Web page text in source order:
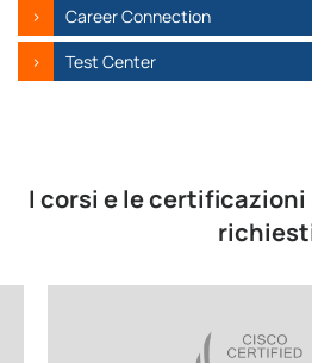
Career Connection
Test Center
I corsi e le